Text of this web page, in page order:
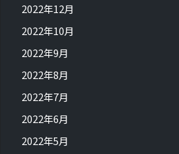
2022年12月
2022年10月
2022年9月
2022年8月
2022年7月
2022年6月
2022年5月